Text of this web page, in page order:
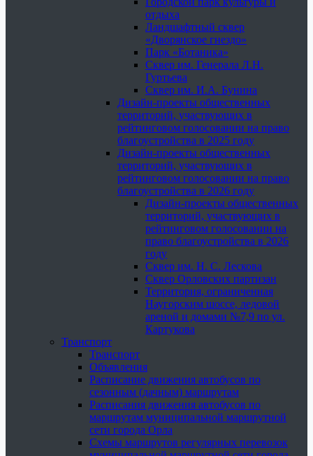
отдыха
Ландшафтный сквер
«Дворянское гнездо»
Парк «Ботаника»
Сквер им. Генерала Л.Н.
Гуртьева
Сквер им. И.А. Бунина
Дизайн-проекты общественных
территорий, участвующих в
рейтинговом голосовании на право
благоустройства в 2025 году
Дизайн-проекты общественных
территорий, участвующих в
рейтинговом голосовании на право
благоустройства в 2026 году
Дизайн-проекты общественных
территорий, участвующих в
рейтинговом голосовании на
право благоустройства в 2026
году
Сквер им. Н. С. Лескова
Сквер Орловских партизан
Территория, ограниченная
Наугорским шоссе, ледовой
ареной и домами №7,9 по ул.
Картукова
Транспорт
Транспорт
Объявления
Расписание движения автобусов по
сезонным (дачным) маршрутам
Расписания движения автобусов по
маршрутам муниципальной маршрутной
сети города Орла
Схемы маршрутов регулярных перевозок